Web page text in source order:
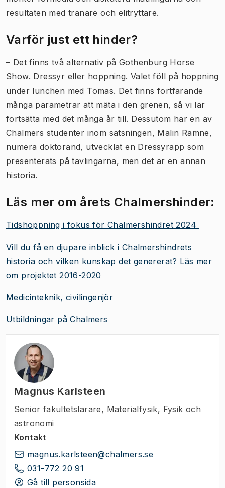
resultaten med tränare och elitryttare.
Varför just ett hinder?
– Det finns två alternativ på Gothenburg Horse
Show. Dressyr eller hoppning. Valet föll på hoppning
under lunchen med Tomas. Det finns fortfarande
många parametrar att mäta i den grenen, så vi lär
fortsätta med det många år till. Dessutom har en av
Chalmers studenter inom satsningen, Malin Ramne,
numera doktorand, utvecklat en Dressyrapp som
presenterats på tävlingarna, men det är en annan
historia.
Läs mer om årets Chalmershinder:
Tidshoppning i fokus för Chalmershindret 2024
Vill du få en djupare inblick i Chalmershindrets
historia och vilken kunskap det genererat? Läs mer
om projektet 2016-2020
Medicinteknik, civilingenjör
Utbildningar på Chalmers
Magnus Karlsteen
Senior fakultetslärare, Materialfysik, Fysik och
astronomi
Kontakt
magnus.karlsteen@chalmers.se
031-772 20 91
Gå till personsida